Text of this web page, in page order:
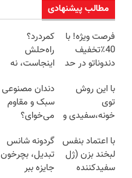
مطالب پیشنهادی
فرصت ویژه! با
40٪تخفیف
دندوناتو در حد
سفید کن
کمردرد؟
راه‌حلش
اینجاست، نه
با این روش
توی
خونه،سفیدی و
برگردون
(40%off)
دندان مصنوعی
سبک و مقاوم
می‌خوای؟
اقساطی هم
داریم!😍 | 📍
تهران
با اعتماد بنفس
لبخند بزن (ژل
سفیدکننده
گردونه شانس
تبدیل، بچرخون
جایزه ببر